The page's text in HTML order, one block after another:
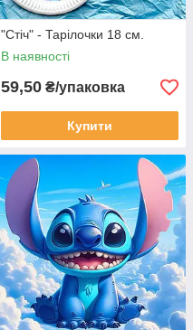
"Стіч" - Тарілочки 18 см.
В наявності
59,50 ₴/упаковка
Купити